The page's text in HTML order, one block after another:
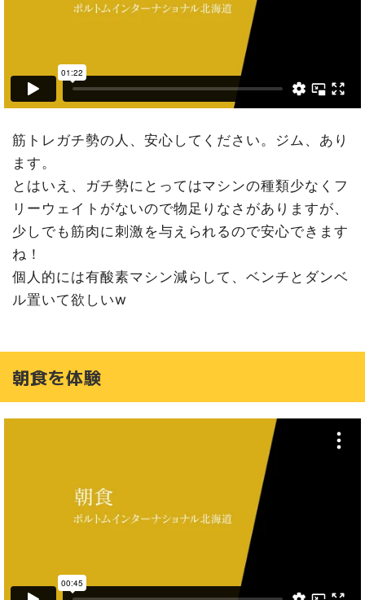
筋トレガチ勢の人、安心してください。ジム、あり
ます。
とはいえ、ガチ勢にとってはマシンの種類少なくフ
リーウェイトがないので物足りなさがありますが、
少しでも筋肉に刺激を与えられるので安心できます
ね！
個人的には有酸素マシン減らして、ベンチとダンベ
ル置いて欲しいw
朝食を体験